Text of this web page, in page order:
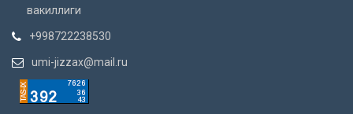
вакиллиги
+998722238530
umi-jizzax@mail.ru